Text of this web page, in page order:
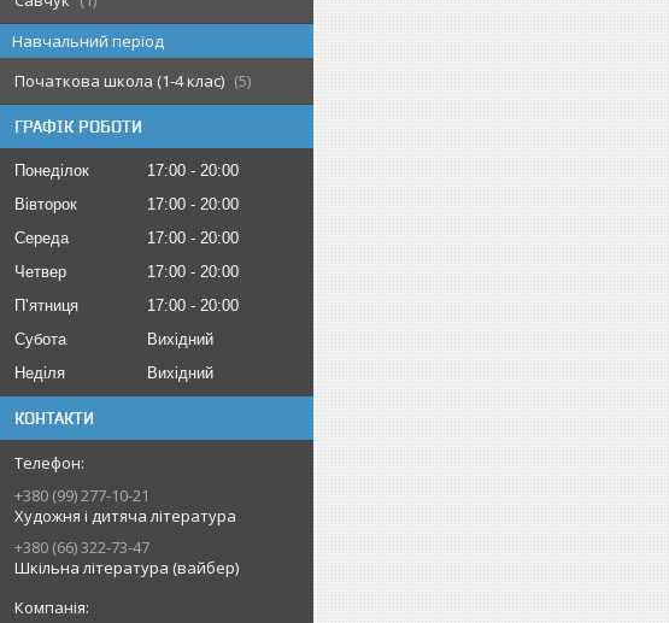
Навчальний період
Початкова школа (1-4 клас)
5
ГРАФІК РОБОТИ
Понеділок 17:00
20:00
Вівторок
17:00
20:00
Середа
17:00
20:00
Четвер
17:00
20:00
Пʼятниця
17:00
20:00
Субота
Вихідний
Неділя
Вихідний
КОНТАКТИ
+380 (99) 277-10-21
Художня і дитяча література
+380 (66) 322-73-47
Шкільна література (вайбер)